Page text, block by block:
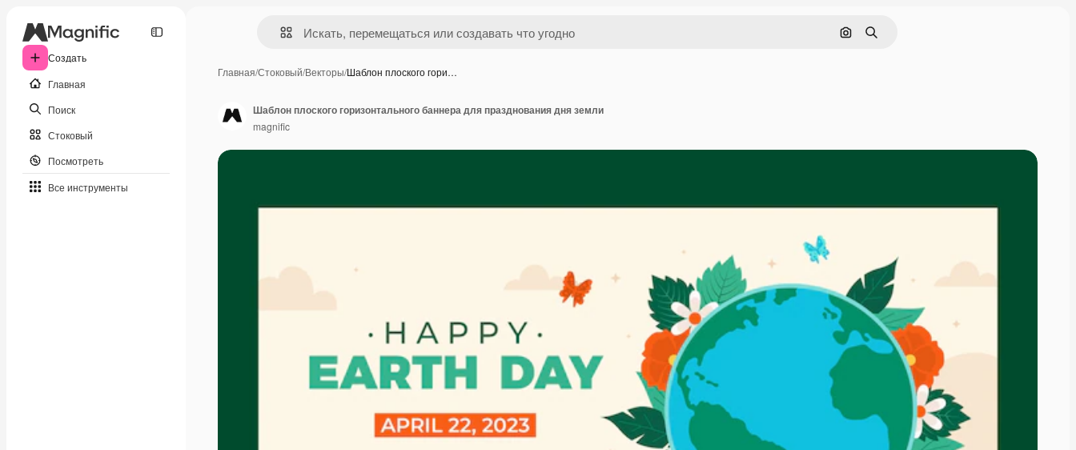
Создать
Главная
Поиск
Стоковый
Посмотреть
Все инструменты
Поиск по изображению
Поиск
Главная/Стоковый/Векторы/Шаблон плоского гори…
Шаблон плоского горизонтального баннера для празднования дня земли
magnific